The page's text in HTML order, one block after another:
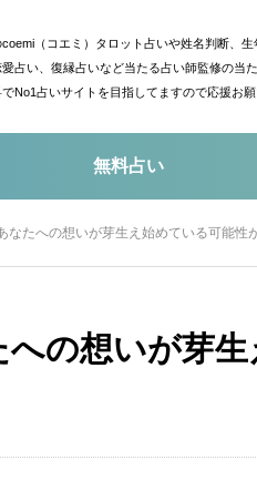
（コエミ）タロット占いや姓名判断、生
占い、復縁占いなど当たる占い師監修の当
No1占いサイトを目指してますので応援お願
無料占い
なたへの想いが芽生え始めている可能性
の想いが芽